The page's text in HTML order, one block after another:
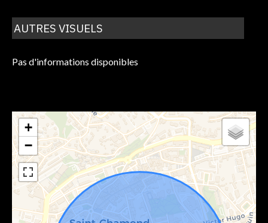
AUTRES VISUELS
Pas d'informations disponibles
+
−